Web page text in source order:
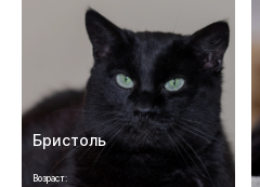
Бристоль
Возраст: